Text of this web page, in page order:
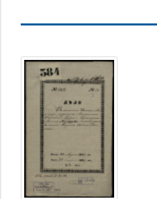
Казачье
сословие